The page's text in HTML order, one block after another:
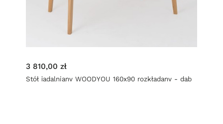
3 810,00 zł
Stół jadalniany WOODYOU 160x90 rozkładany - dąb